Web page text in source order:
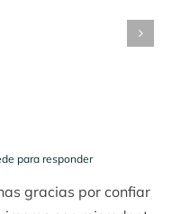
Implantes
para responder
gracias por confiar